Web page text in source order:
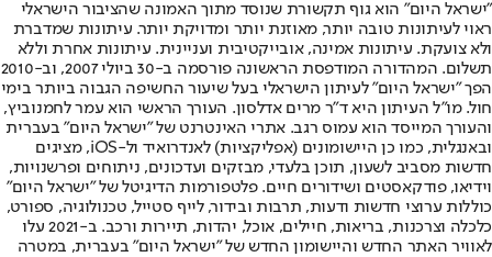
"ישראל היום" הוא גוף תקשורת שנוסד מתוך האמונה שהציבור הישראלי
ראוי לעיתונות טובה יותר, מאוזנת יותר ומדויקת יותר. עיתונות שמדברת
ולא צועקת. עיתונות אמינה, אובייקטיבית ועניינית. עיתונות אחרת וללא
תשלום. המהדורה המודפסת הראשונה פורסמה ב-30 ביולי 2007, וב-2010
הפך "ישראל היום" לעיתון הישראלי בעל שיעור החשיפה הגבוה ביותר בימי
חול. מו"ל העיתון היא ד"ר מרים אדלסון. העורך הראשי הוא עמר לחמנוביץ,
והעורך המייסד הוא עמוס רגב. אתרי האינטרנט של "ישראל היום" בעברית
ובאנגלית, כמו כן היישומונים (אפליקציות) לאנדרואיד ול-iOS, מציגים
חדשות מסביב לשעון, תוכן בלעדי, מבזקים ועדכונים, ניתוחים ופרשנויות,
וידיאו, פודקאסטים ושידורים חיים. פלטפורמות הדיגיטל של "ישראל היום"
כוללות ערוצי חדשות ודעות, תרבות ובידור, לייף סטייל, טכנולוגיה, ספורט,
כלכלה וצרכנות, בריאות, חיילים, אוכל, יהדות, תיירות ורכב. ב-2021 עלו
לאוויר האתר החדש והיישומון החדש של "ישראל היום" בעברית, במטרה